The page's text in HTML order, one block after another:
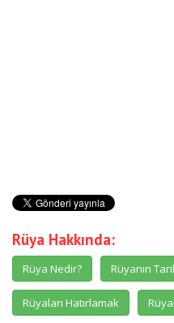
Rüya Hakkında:
Rüya Nedir? Rüyanın
Rüyaları Hatırlamak